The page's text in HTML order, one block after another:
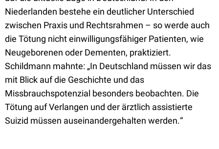
Niederlanden bestehe ein deutlicher Unterschied
zwischen Praxis und Rechtsrahmen – so werde auch
die Tötung nicht einwilligungsfähiger Patienten, wie
Neugeborenen oder Dementen, praktiziert.
Schildmann mahnte: „In Deutschland müssen wir das
mit Blick auf die Geschichte und das
Missbrauchspotenzial besonders beobachten. Die
Tötung auf Verlangen und der ärztlich assistierte
Suizid müssen auseinandergehalten werden.“